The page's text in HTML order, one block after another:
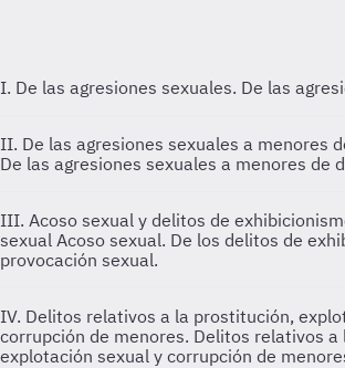
I. De las agresiones sexuales. De las
II. De las agresiones sexuales a menores
De las agresiones sexuales a menores de
III. Acoso sexual y delitos de
sexual Acoso sexual. De los delitos de
provocación sexual.
IV. Delitos relativos a la prostitución,
corrupción de menores. Delitos relativos a
explotación sexual y corrupción de